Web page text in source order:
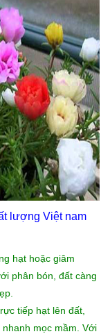
lượng Việt nam
hạt hoặc giâm
phân bón, đất càng
tiếp hạt lên đất,
mọc mầm. Với